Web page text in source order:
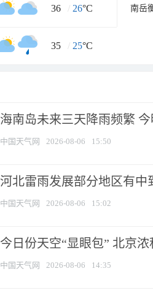
36 / 26°C
35 / 25°C
海南岛未来三天降雨频繁
中国天气网 2026-08-06 15:50
河北雷雨发展部分地区有中
中国天气网 2026-08-06 15:02
今日份天空“显眼包” 北京
中国天气网 2026-08-06 14:35